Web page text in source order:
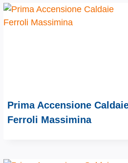
Prima Accensione
Ferroli Massimina